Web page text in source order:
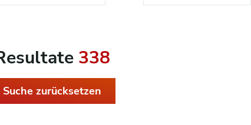
338
Suche zurücksetzen